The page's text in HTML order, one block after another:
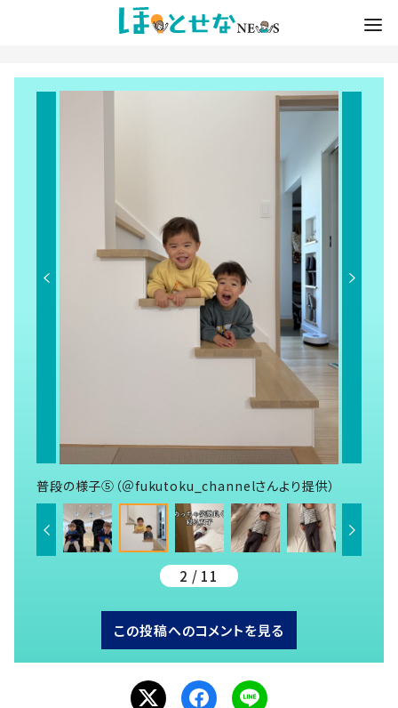
普段の様子⑤（＠fukutoku_channelさんより提供）
2 / 11
この投稿へのコメントを見る